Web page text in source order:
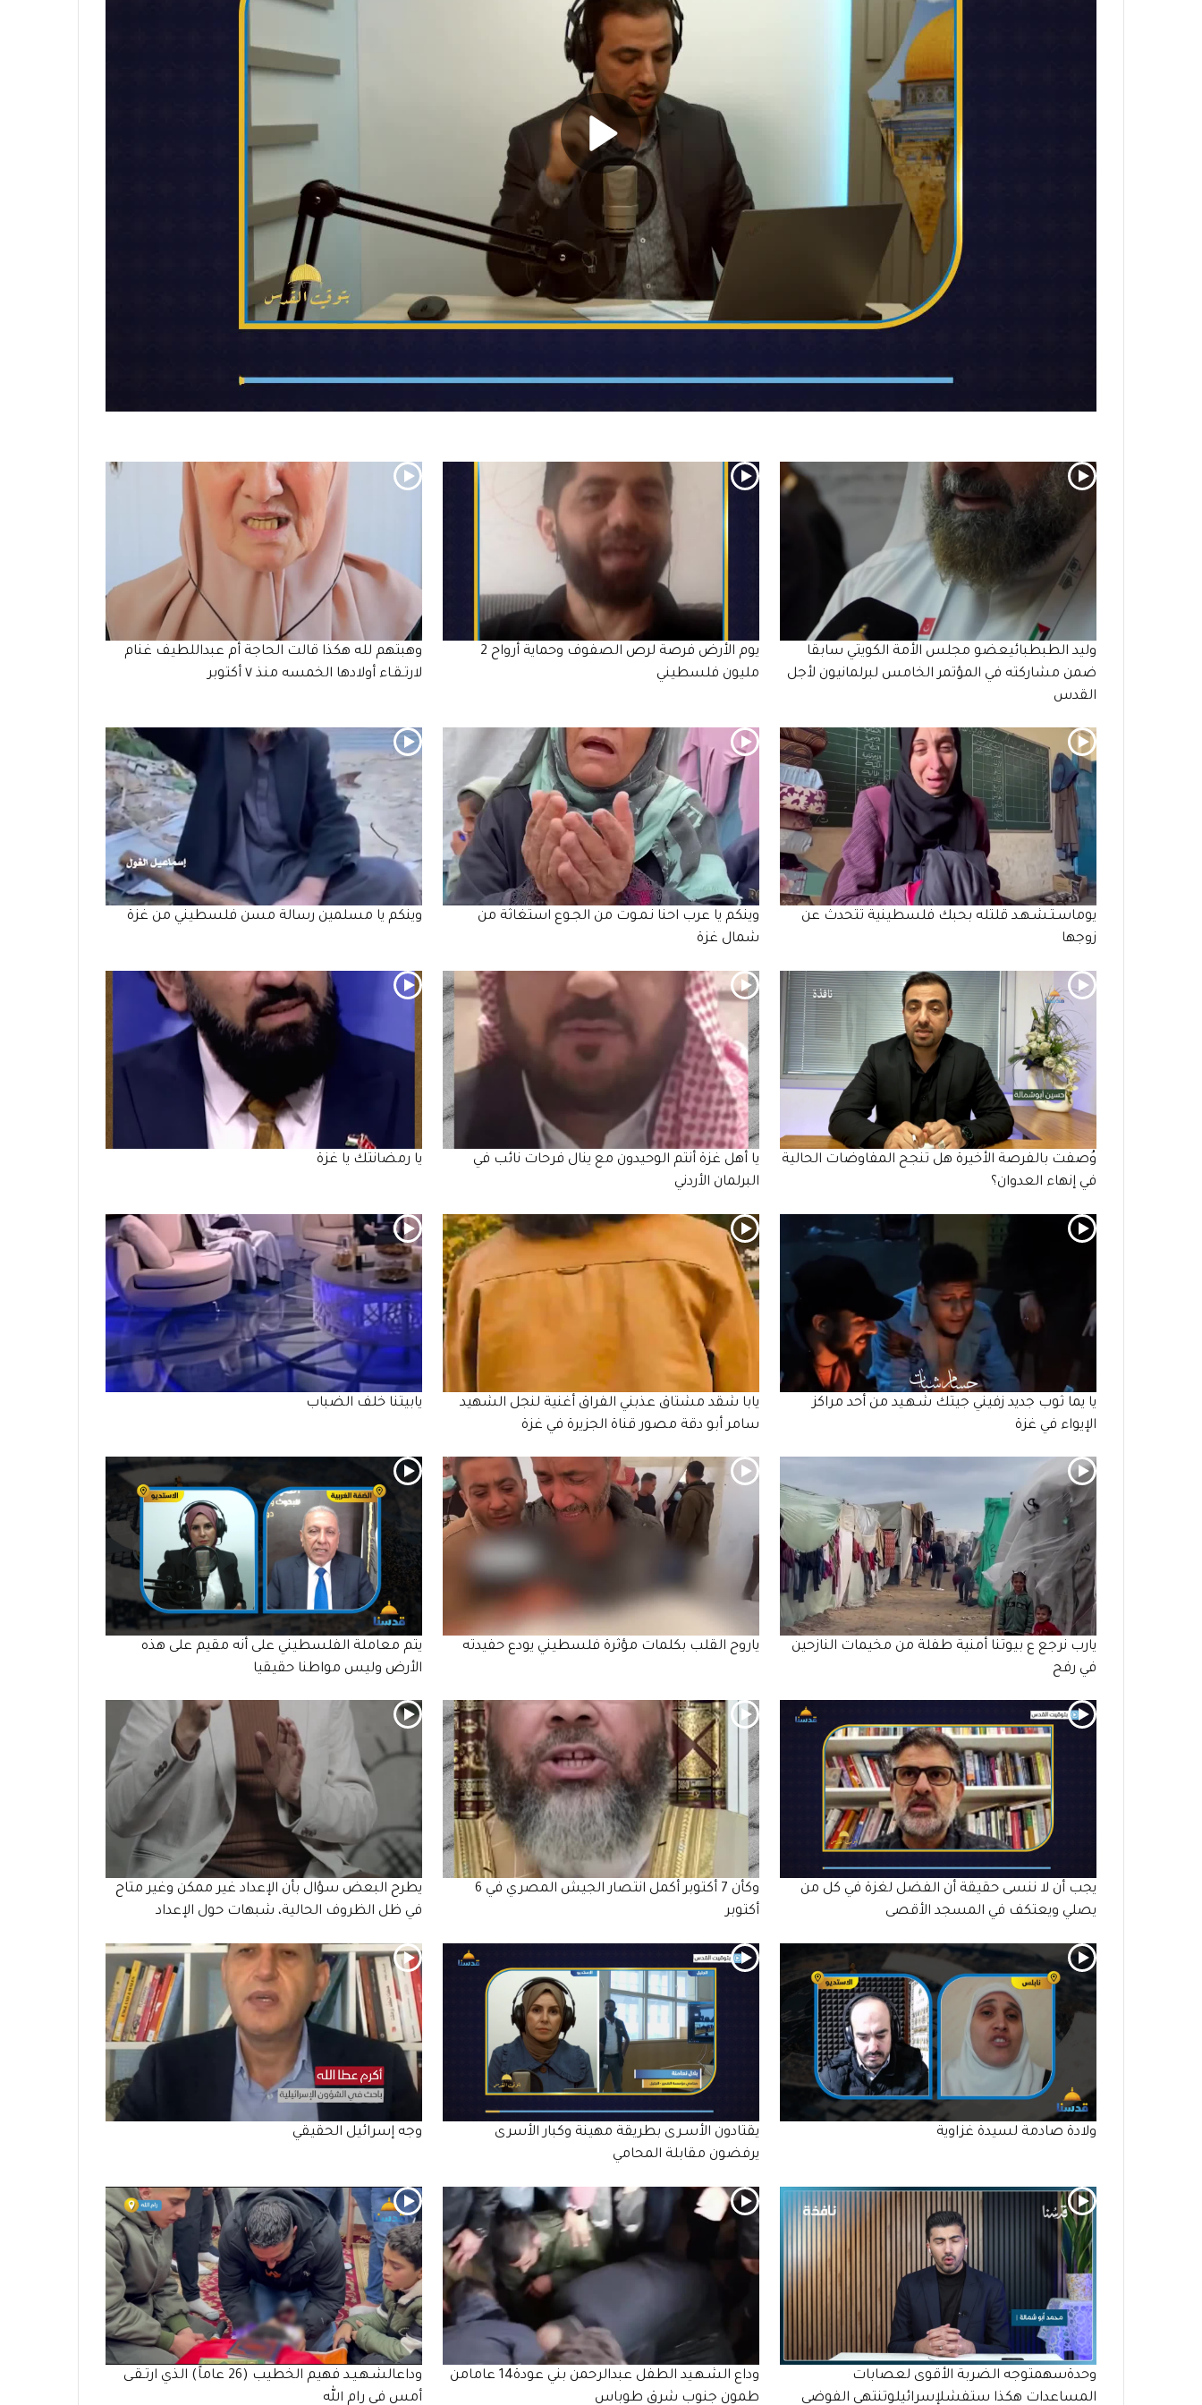
وليد الطبطبائيعضو مجلس الأمة الكويتي سابقا
ضمن مشاركته في المؤتمر الخامس لبرلمانيون لأجل
القدس
يوم الأرض فرصة لرص الصفوف وحماية أرواح 2
مليون فلسطيني
وهبتهم لله هكذا قالت الحاجة أم عبداللطيف غنام
لارتـقـاء أولادها الخمسه منذ ٧ أكتوبر
يوماسـتـشـهـد قلتله بحبك فلسطينية تتحدث عن
زوجها
وينكم يا عرب احنا نـمـوت من الجـوع استغاثة من
شمال غزة
وينكم يا مسلمين رسالة مسن فلسطيني من غزة
وُصفت بالفرصة الأخيرة هل تنجح المفاوضات الحالية
في إنهاء العدوان؟
يا أهل غزة أنتم الوحيدون مع ينال فرحات نائب في
البرلمان الأردني
يا رمضانتك يا غزة
يا يما ثوب جديد زفيني جيتك شـهـيد من أحد مراكز
الإيواء في غزة
يابا شقد مشتاق عذبني الفراق أغنية لنجل الشهيد
سامر أبو دقة مصور قناة الجزيرة في غزة
يابيتنا خلف الضباب
يارب نرجع ع بيوتنا أمنية طفلة من مخيمات النازحين
في رفح
ياروح القلب بكلمات مؤثرة فلسطيني يودع حفيدته
يتم معاملة الفلسطيني على أنه مقيم على هذه
الأرض وليس مواطنا حقيقيا
يجب أن لا ننسى حقيقة أن الفضل لغزة في كل من
يصلي ويعتكف في المسجد الأقصى
وكأن 7 أكتوبر أكمل انتصار الجيش المصري في 6
أكتوبر
يطرح البعض سؤال بأن الإعداد غير ممكن وغير متاح
في ظل الظروف الحالية، شبهات حول الإعداد
ولادة صادمة لسيدة غزاوية
يقتادون الأسـرى بطريقة مهينة وكبار الأسرى
يرفضون مقابلة المحامي
وجه إسرائيل الحقيقي
وحدةسهمتوجه الضربة الأقوى لعصابات
المساعدات هكذا ستفشلإسرائيلوتنتهي الفوضى
وداع الشـهـيد الطفل عبدالرحمن بني عودة14 عامامن
طمون جنوب شرق طوباس
وداعالشـهـيـد فهيم الخطيب (26 عاماً) الذي ارتـقـى
أمس في رام الله